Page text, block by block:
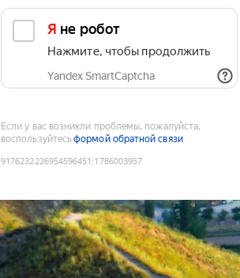
Я не робот
Нажмите, чтобы продолжить
Yandex SmartCaptcha
Если у вас возникли проблемы, пожалуйста,
воспользуйтесьформой обратной связи
9176232226954596451 :1786003957